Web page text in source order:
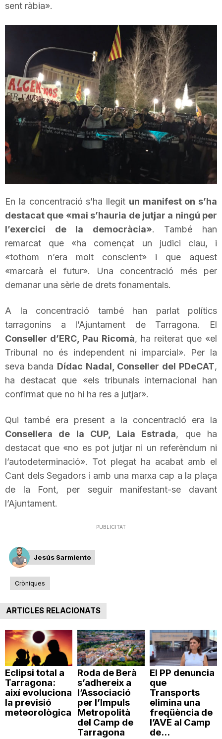
T
a
g
o
a
sent ràbia».
En la concentració s’ha llegit un manifest on s’ha
destacat que «mai s’hauria de jutjar a ningú per
l’exercici de la democràcia». També han
remarcat que «ha començat un judici clau, i
«tothom n’era molt conscient» i que aquest
«marcarà el futur». Una concentració més per
demanar una sèrie de drets fonamentals.
A la concentració també han parlat polítics
tarragonins a l’Ajuntament de Tarragona. El
Conseller d’ERC, Pau Ricomà, ha reiterat que «el
Tribunal no és independent ni imparcial». Per la
seva banda Dídac Nadal, Conseller del PDeCAT,
ha destacat que «els tribunals internacional han
confirmat que no hi ha res a jutjar».
Qui també era present a la concentració era la
Consellera de la CUP, Laia Estrada, que ha
destacat que «no es pot jutjar ni un referèndum ni
l’autodeterminació». Tot plegat ha acabat amb el
Cant dels Segadors i amb una marxa cap a la plaça
de la Font, per seguir manifestant-se davant
l’Ajuntament.
PUBLICITAT
Jesús Sarmiento
Cròniques
ARTICLES RELACIONATS
Eclipsi total a
Tarragona:
així evoluciona
la previsió
meteorològica
Roda de Berà
s’adhereix a
l’Associació
per l’Impuls
Metropolità
del Camp de
Tarragona
El PP denuncia
que
Transports
elimina una
freqüència de
l’AVE al Camp
de...